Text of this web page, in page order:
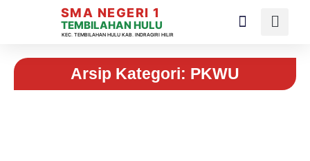
SMA NEGERI 1
TEMBILAHAN HULU
KEC. TEMBILAHAN HULU KAB. INDRAGIRI HILIR
Arsip Kategori: PKWU